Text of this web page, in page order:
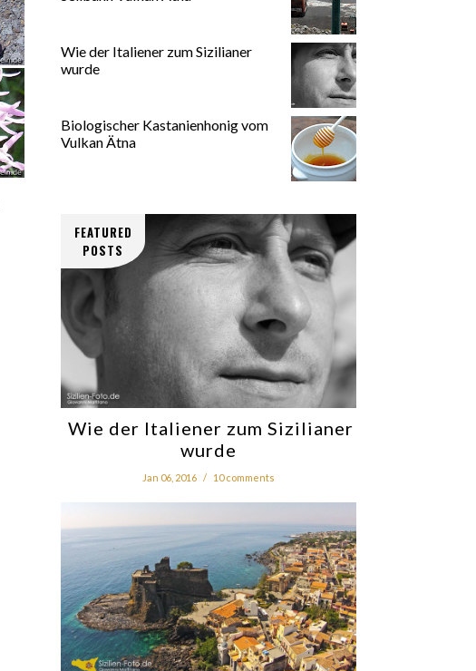
Wie der Italiener zum Sizilianer
wurde
Biologischer Kastanienhonig vom
Vulkan Ätna
FEATURED
POSTS
Wie der Italiener zum Sizilianer
wurde
Jan 06, 2016 / 10 comments